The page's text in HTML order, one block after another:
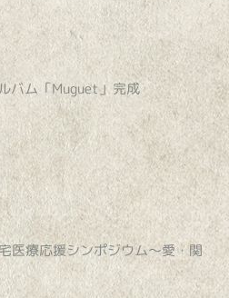
バム「Muguet」完成
療応援シンポジウム～愛・関